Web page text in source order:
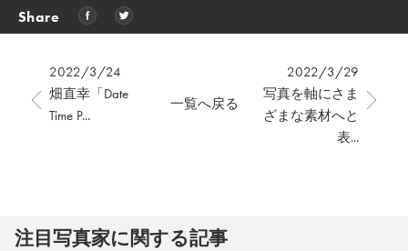
Share
2022/3/24
畑直幸「Date
Time P...
2022/3/29
写真を軸にさま
ざまな素材へと
表...
一覧へ戻る
注⽬写真家に関する記事